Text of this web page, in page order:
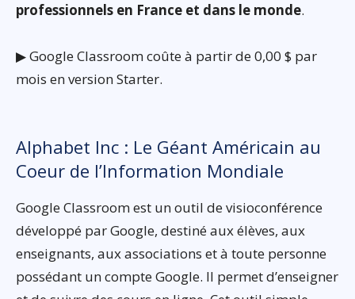
professionnels en France et dans le monde.
▶ Google Classroom coûte à partir de 0,00 $ par
mois en version Starter.
Alphabet Inc : Le Géant Américain au
Coeur de l’Information Mondiale
Google Classroom est un outil de visioconférence
développé par Google, destiné aux élèves, aux
enseignants, aux associations et à toute personne
possédant un compte Google. Il permet d’enseigner